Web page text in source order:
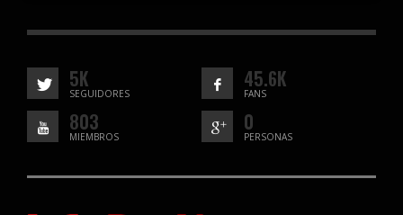
5K
SEGUIDORES
45.6K
FANS
803
MIEMBROS
0
PERSONAS